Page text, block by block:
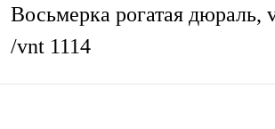
Восьмерка рогатая дюраль,
/vnt 1114